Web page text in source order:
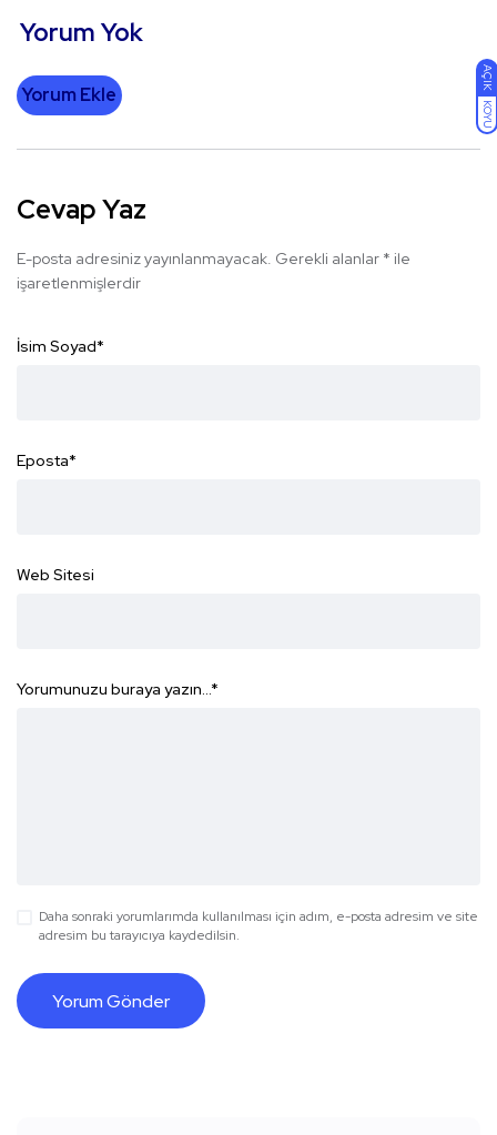
AÇIK
KOYU
Yorum Yok
Yorum Ekle
Cevap Yaz
E-posta adresiniz yayınlanmayacak. Gerekli alanlar * ile
işaretlenmişlerdir
İsim Soyad*
Eposta*
Web Sitesi
Yorumunuzu buraya yazın...*
Daha sonraki yorumlarımda kullanılması için adım, e-posta adresim ve site
adresim bu tarayıcıya kaydedilsin.